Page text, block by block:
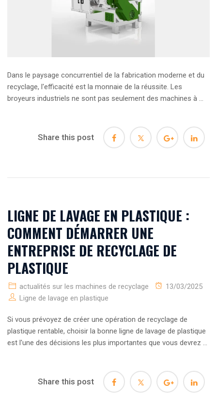
Dans le paysage concurrentiel de la fabrication moderne et du
recyclage, l'efficacité est la monnaie de la réussite. Les
broyeurs industriels ne sont pas seulement des machines à ...
Share this post
LIGNE DE LAVAGE EN PLASTIQUE :
COMMENT DÉMARRER UNE
ENTREPRISE DE RECYCLAGE DE
PLASTIQUE
actualités sur les machines de recyclage
13/03/2025
Ligne de lavage en plastique
Si vous prévoyez de créer une opération de recyclage de
plastique rentable, choisir la bonne ligne de lavage de plastique
est l'une des décisions les plus importantes que vous devrez ...
Share this post